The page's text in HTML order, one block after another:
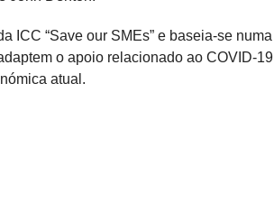
ICC “Save our SMEs” e baseia-se numa
o apoio relacionado ao COVID-19
atual.